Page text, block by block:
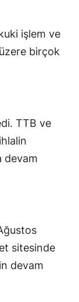
işlem ve
birçok
TTB ve
devam
sitesinde
devam